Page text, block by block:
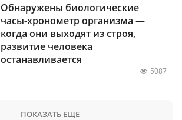
Обнаружены биологические
часы-хронометр организма —
когда они выходят из строя,
развитие человека
останавливается
5087
ПОКАЗАТЬ ЕЩЕ